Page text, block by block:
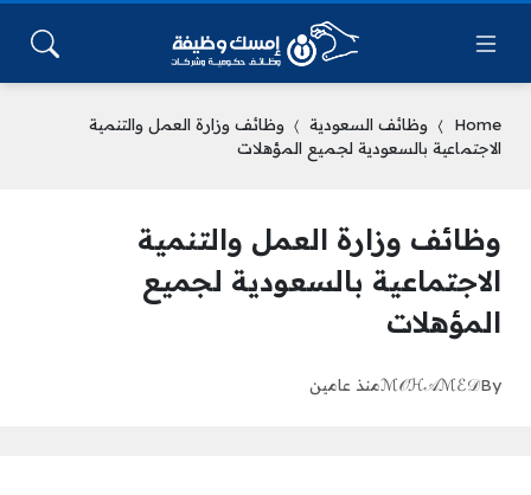
Home وظائف السعودية
وظائف وزارة العمل والتنمية
الاجتماعية بالسعودية لجميع المؤهلات
وظائف وزارة العمل والتنمية
الاجتماعية بالسعودية لجميع
المؤهلات
By
ℳ𝒪ℋ𝒜ℳℰ𝒟منذ عامين